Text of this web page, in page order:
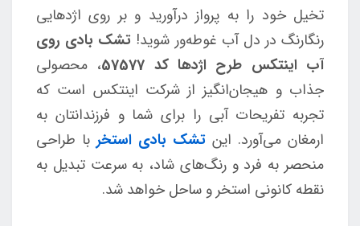
تخیل خود را به پرواز درآورید و بر روی اژدهایی
رنگارنگ در دل آب غوطه‌ور شوید! تشک بادی روی
آب اینتکس طرح اژدها کد 57577
، محصولی
جذاب و هیجان‌انگیز از شرکت اینتکس است که
تجربه تفریحات آبی را برای شما و فرزندانتان به
ارمغان می‌آورد. این تشک بادی استخر با طراحی
منحصر به فرد و رنگ‌های شاد، به سرعت تبدیل به
نقطه کانونی استخر و ساحل خواهد شد.